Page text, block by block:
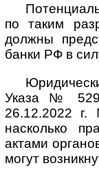
по таким
должны
банки РФ в
Указа № 529
26.12.2022
насколько
актами
могут